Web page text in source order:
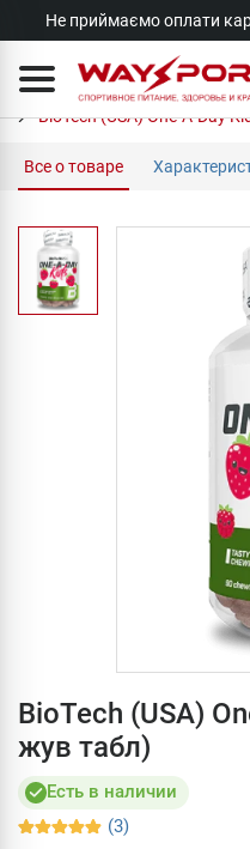
Не приймаємо оплати
BioTech (USA) One-A-Day
Все о товаре
BioTech (USA)
жув табл)
Есть в наличии
(3)